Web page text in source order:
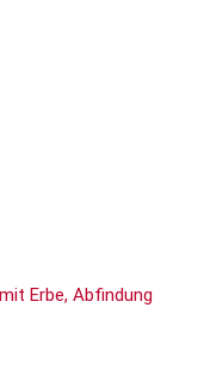
Erbe, Abfindung